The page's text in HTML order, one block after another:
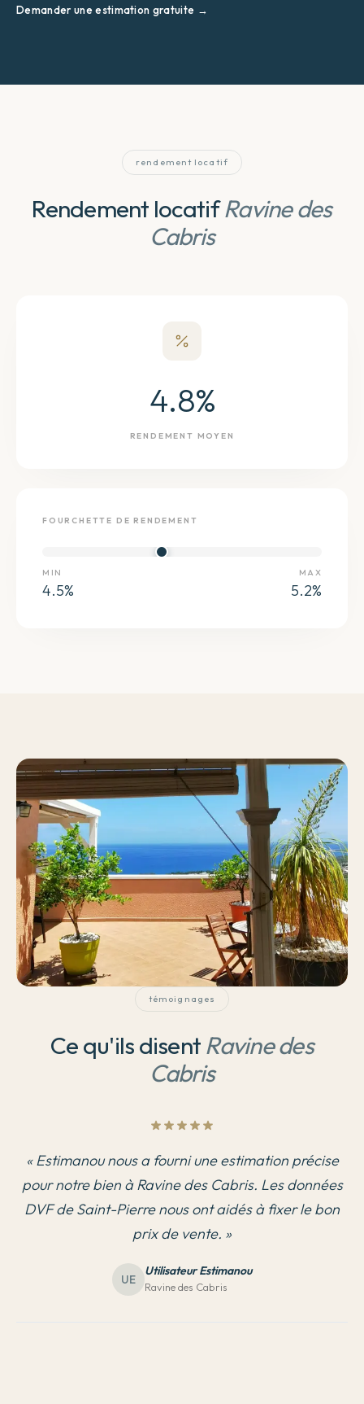
Demander une estimation gratuite →
rendement locatif
Rendement locatifRavine des
Cabris
4.8%
RENDEMENT MOYEN
FOURCHETTE DE RENDEMENT
MIN
4.5%
MAX
5.2%
témoignages
Ce qu'ils disentRavine des
Cabris
« Estimanou nous a fourni une estimation précise
pour notre bien à Ravine des Cabris. Les données
DVF de Saint-Pierre nous ont aidés à fixer le bon
prix de vente. »
UE
Utilisateur Estimanou
Ravine des Cabris